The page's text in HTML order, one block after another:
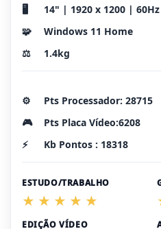
🖥️
14" | 1920 x 1200 |
🧩
Windows 11 Home
⚖️
1.4kg
⚙️
Pts Processador: 28715
🎮
Pts Placa Vídeo:6208
⚡
Kb Pontos : 18318
ESTUDO/TRABALHO
EDIÇÃO VÍDEO